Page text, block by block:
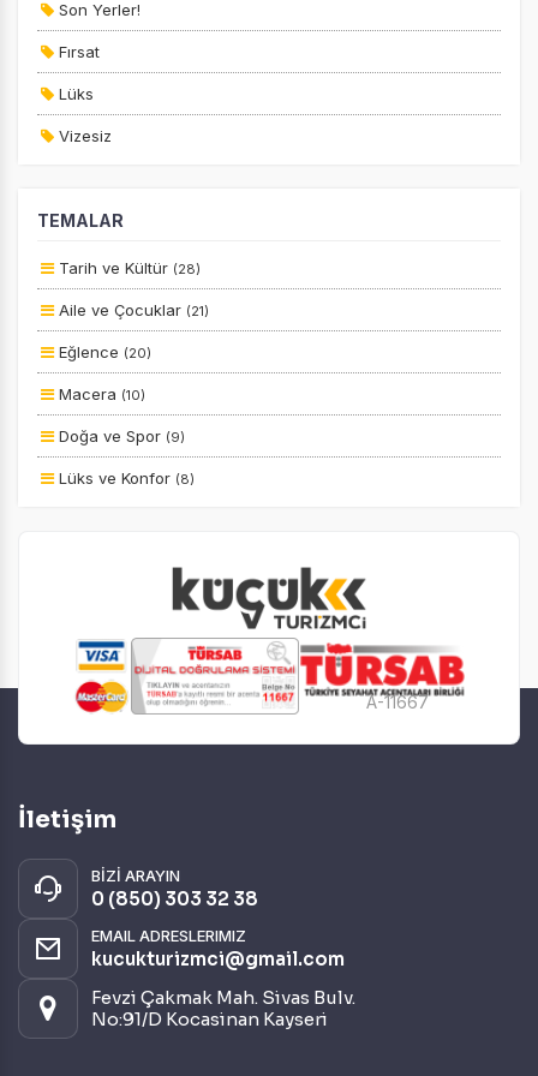
Son Yerler!
Fırsat
Lüks
Vizesiz
Erken Rezervasyon
Size Özel
Planlanan
Otobüs Ile
Uçak Ile
Ekstralar Dahil
TEMALAR
Tarih ve Kültür (28)
Aile ve Çocuklar (21)
Eğlence (20)
Macera (10)
Doğa ve Spor (9)
Lüks ve Konfor (8)
Ulaşım ve Transfer(4)
Deniz(2)
Kayak ve Kış Sporları(2)
A-11667
İletişim
BİZİ ARAYIN
0 (850) 303 32 38
EMAIL ADRESLERIMIZ
kucukturizmci@gmail.com
Fevzi Çakmak Mah. Sivas Bulv.
No:91/D Kocasinan Kayseri